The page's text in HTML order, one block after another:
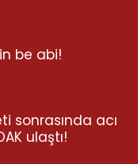
be abi!
sonrasında acı
ulaştı!